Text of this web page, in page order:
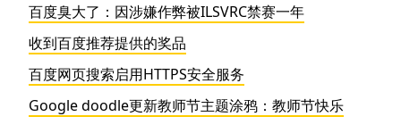
百度臭大了：因涉嫌作弊被ILSVRC禁赛一年
收到百度推荐提供的奖品
百度网页搜索启用HTTPS安全服务
Google doodle更新教师节主题涂鸦：教师节快乐